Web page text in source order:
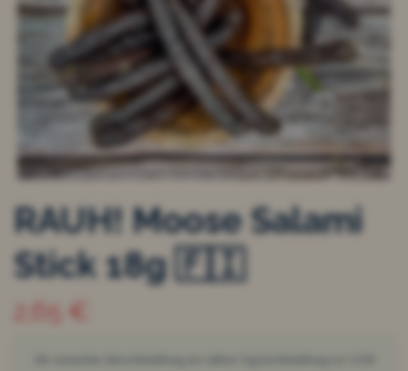
RAUH! Moose Salami
Stick 18g 🇫🇮
2,65 €